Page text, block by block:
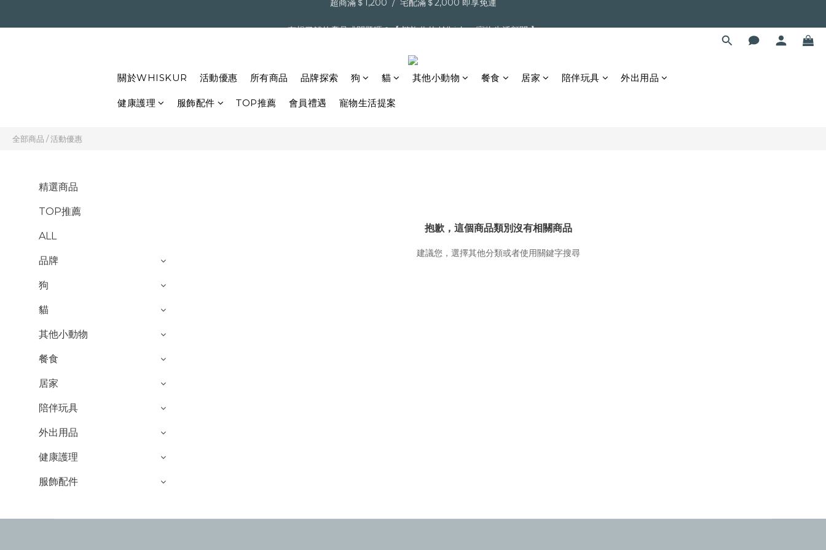
超商滿＄1,200  /  宅配滿＄2,000 即享免運
關於WHISKUR 活動優惠 所有商品 品牌探索 狗 貓 其他小動物 餐食 居家 陪伴玩具 外出用品
健康護理 服飾配件 TOP推薦 會員禮遇 寵物生活提案
全部商品 /活動優惠
精選商品
TOP推薦
ALL
品牌
狗
貓
其他小動物
餐食
居家
陪伴玩具
外出用品
健康護理
服飾配件
抱歉，這個商品類別沒有相關商品
建議您，選擇其他分類或者使用關鍵字搜尋